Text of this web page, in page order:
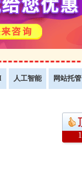
人工智能 网站托管
1